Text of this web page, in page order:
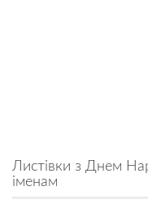
Листівки з Днем
іменам